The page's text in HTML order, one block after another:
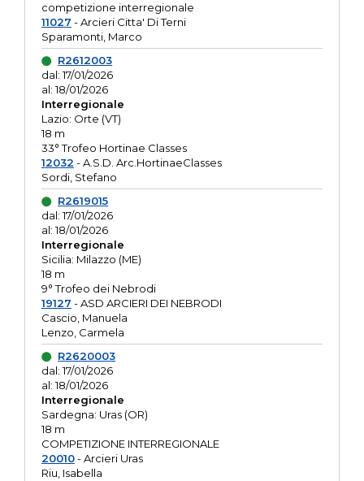
competizione interregionale
11027 - Arcieri Citta' Di Terni
Sparamonti, Marco
R2612003
dal: 17/01/2026
al: 18/01/2026
Interregionale
Lazio: Orte (VT)
18 m
33° Trofeo Hortinae Classes
12032 - A.S.D. Arc.HortinaeClasses
Sordi, Stefano
R2619015
dal: 17/01/2026
al: 18/01/2026
Interregionale
Sicilia: Milazzo (ME)
18 m
9° Trofeo dei Nebrodi
19127 - ASD ARCIERI DEI NEBRODI
Cascio, Manuela
Lenzo, Carmela
R2620003
dal: 17/01/2026
al: 18/01/2026
Interregionale
Sardegna: Uras (OR)
18 m
COMPETIZIONE INTERREGIONALE
20010- Arcieri Uras
Riu, Isabella